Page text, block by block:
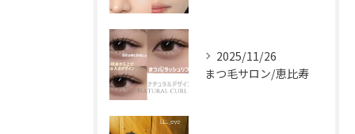
2025/11/26
まつ毛サロン/恵比寿